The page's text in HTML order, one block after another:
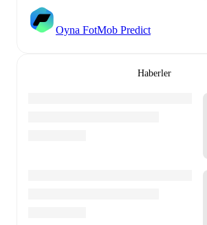
Oyna FotMob Predict
Haberler